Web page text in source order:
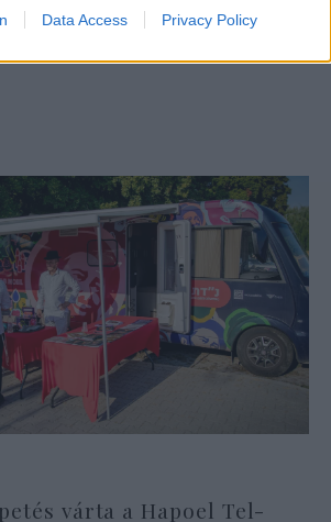
Data Access Privacy Policy
családi járattal 140 új
várta a Hapoel Tel-